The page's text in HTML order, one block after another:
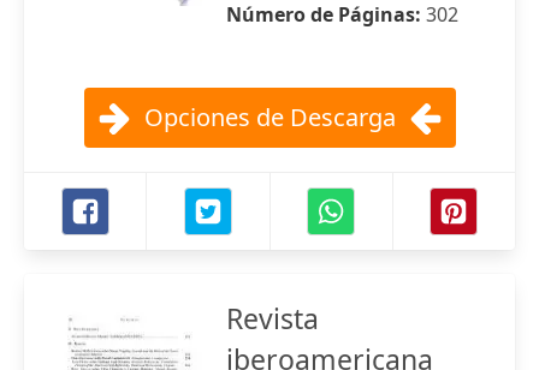
Número de Páginas: 302
Opciones de Descarga
Revista
iberoamericana